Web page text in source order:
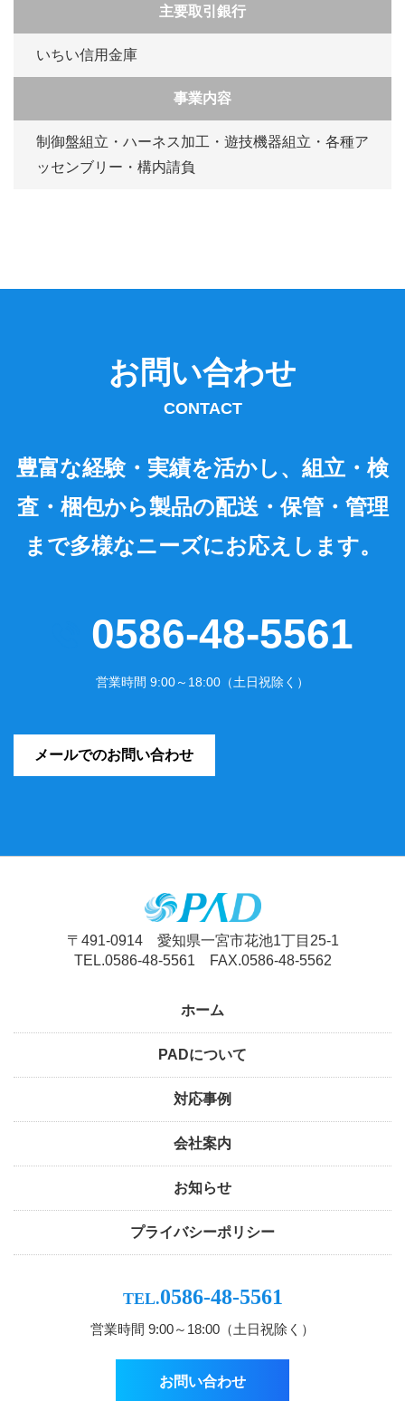
主要取引銀行
いちい信用金庫
事業内容
制御盤組立・ハーネス加工・遊技機器組立・各種ア
ッセンブリー・構内請負
お問い合わせ
CONTACT
豊富な経験・実績を活かし、組立・検
査・梱包から製品の配送・保管・管理
まで多様なニーズにお応えします。
0586-48-5561
営業時間 9:00～18:00（土日祝除く）
メールでのお問い合わせ
〒491-0914 愛知県一宮市花池1丁目25-1
TEL.0586-48-5561 FAX.0586-48-5562
ホーム
PADについて
対応事例
会社案内
お知らせ
プライバシーポリシー
TEL.0586-48-5561
営業時間 9:00～18:00（土日祝除く）
お問い合わせ